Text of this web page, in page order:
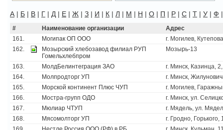
А | Б | В | Г | Д | Е | Ж | З | И | К | Л | М | Н | О | П | Р | С | Т | У | Ф
# Наименование организации
Адрес
161.
Могипак ОП ООО
г. Могилев,
162.
Мозырский хлебозавод филиал РУП
Гомельхлебпром
Мозырь-13
163. МолдБелинтеграция ЗАО
г. Минск, Казинца,
164.
Молпродторг УП
г. Минск,
165.
Морской континент Плюс ЧУП
г. Могилев,
166.
Мостра-групп ОДО
г. Минск, ул.
167.
Мюлиар ЧТУП
г. Мядель, ул.
168.
Мясомолторг УП
г. Гродно, Горького,